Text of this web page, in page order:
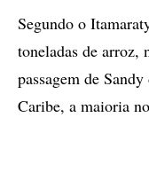
Segundo o
toneladas de arroz,
passagem de
Caribe, a maioria